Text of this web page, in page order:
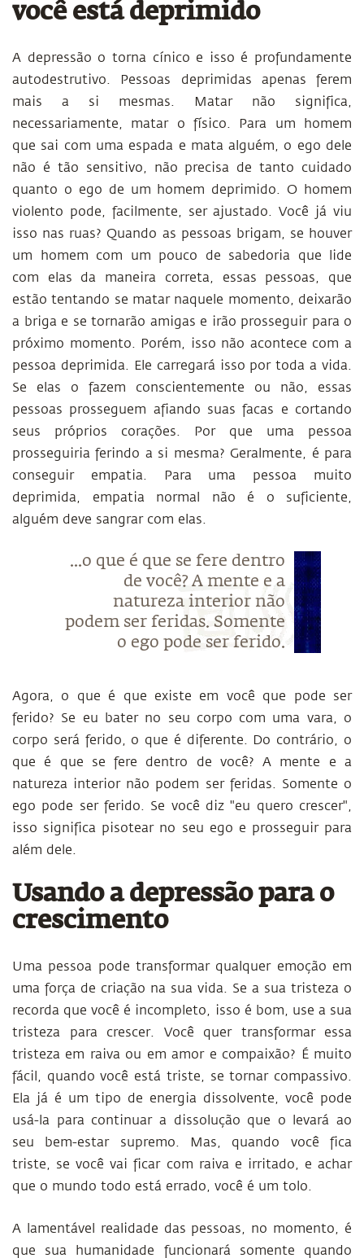
você está deprimido
A depressão o torna cínico e isso é profundamente
autodestrutivo. Pessoas deprimidas apenas ferem
mais a si mesmas. Matar não significa,
necessariamente, matar o físico. Para um homem
que sai com uma espada e mata alguém, o ego dele
não é tão sensitivo, não precisa de tanto cuidado
quanto o ego de um homem deprimido. O homem
violento pode, facilmente, ser ajustado. Você já viu
isso nas ruas? Quando as pessoas brigam, se houver
um homem com um pouco de sabedoria que lide
com elas da maneira correta, essas pessoas, que
estão tentando se matar naquele momento, deixarão
a briga e se tornarão amigas e irão prosseguir para o
próximo momento. Porém, isso não acontece com a
pessoa deprimida. Ele carregará isso por toda a vida.
Se elas o fazem conscientemente ou não, essas
pessoas prosseguem afiando suas facas e cortando
seus próprios corações. Por que uma pessoa
prosseguiria ferindo a si mesma? Geralmente, é para
conseguir empatia. Para uma pessoa muito
deprimida, empatia normal não é o suficiente,
alguém deve sangrar com elas.
...o que é que se fere dentro
de você? A mente e a
natureza interior não
podem ser feridas. Somente
o ego pode ser ferido.
Agora, o que é que existe em você que pode ser
ferido? Se eu bater no seu corpo com uma vara, o
corpo será ferido, o que é diferente. Do contrário, o
que é que se fere dentro de você? A mente e a
natureza interior não podem ser feridas. Somente o
ego pode ser ferido. Se você diz "eu quero crescer",
isso significa pisotear no seu ego e prosseguir para
além dele.
Usando a depressão para o
crescimento
Uma pessoa pode transformar qualquer emoção em
uma força de criação na sua vida. Se a sua tristeza o
recorda que você é incompleto, isso é bom, use a sua
tristeza para crescer. Você quer transformar essa
tristeza em raiva ou em amor e compaixão? É muito
fácil, quando você está triste, se tornar compassivo.
Ela já é um tipo de energia dissolvente, você pode
usá-la para continuar a dissolução que o levará ao
seu bem-estar supremo. Mas, quando você fica
triste, se você vai ficar com raiva e irritado, e achar
que o mundo todo está errado, você é um tolo.
A lamentável realidade das pessoas, no momento, é
que sua humanidade funcionará somente quando